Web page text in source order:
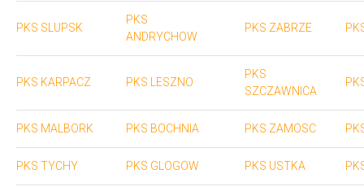
PKS SLUPSK
PKS
ANDRYCHOW
PKS ZABRZE
PKS KARPACZ PKS LESZNO
PKS
SZCZAWNICA
PKS MALBORK PKS BOCHNIA PKS ZAMOSC
PKS TYCHY PKS GLOGOW PKS USTKA